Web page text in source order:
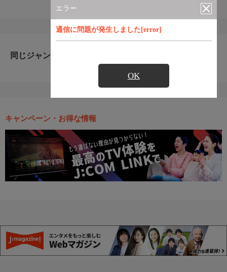
エラー
通信に問題が発生しました[error]
OK
同じジャンルのおすすめ番組
キャンペーン・お得な情報